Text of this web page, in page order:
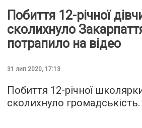
Побиття 12-річної
сколихнуло
потрапило на відео
31 лип 2020, 17:13
Побиття 12-річної
сколихнуло громадськість.